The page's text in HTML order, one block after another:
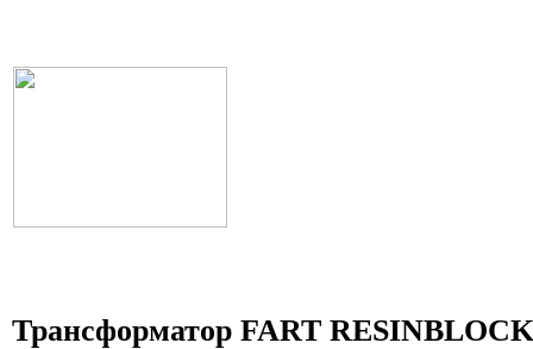
Трансформатор FART